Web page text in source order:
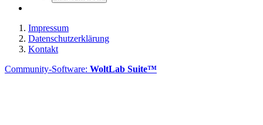
Impressum
Datenschutzerklärung
Kontakt
Community-Software: WoltLab Suite™